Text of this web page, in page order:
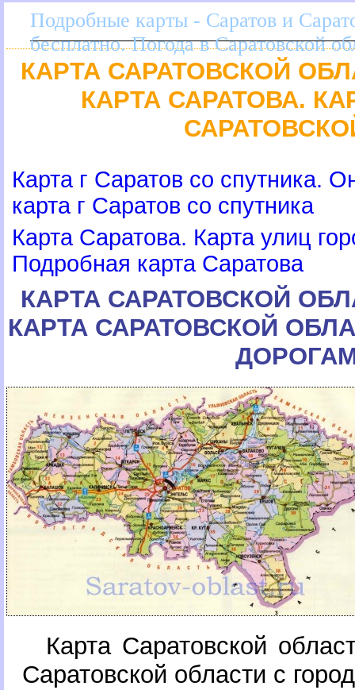
Подробные карты - Саратов и
есплатно. Погода в Саратовской
КАРТА САРАТОВСКОЙ
КАРТА САРАТОВА.
Карта г Саратов со спутника.
карта г Саратов со спутника
Карта Саратова. Карта улиц
Подробная карта Саратова
КАРТА САРАТОВСКОЙ
КАРТА САРАТОВСКОЙ
Карта Саратовской
Саратовской области с